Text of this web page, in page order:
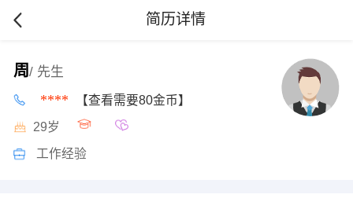
简历详情
周/ 先生
**** 【查看需要80金币】
29岁
工作经验